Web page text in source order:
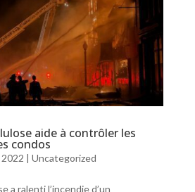
aide à contrôler les
condos
| Uncategorized
a ralenti l’incendie d’un